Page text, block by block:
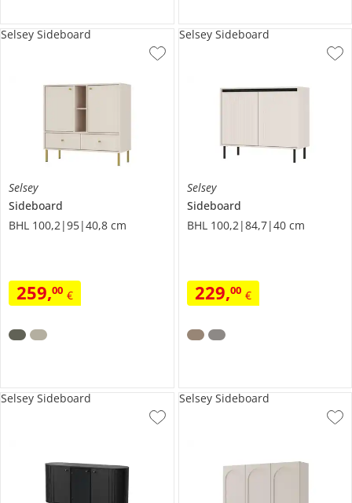
Selsey
Sideboard
BHL 100,2|95|40,8 cm
259,00 €
Selsey Sideboard
Selsey
Sideboard
BHL 100,2|84,7|40 cm
229,00 €
Selsey Sideboard
Selsey Sideboard Selsey Sideboard